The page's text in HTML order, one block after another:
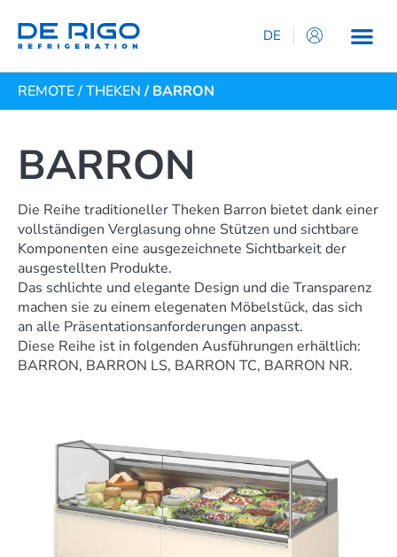
DE
IT
REMOTE/THEKEN / BARRON
BARRON
Die Reihe traditioneller Theken Barron bietet dank einer
vollständigen Verglasung ohne Stützen und sichtbare
Komponenten eine ausgezeichnete Sichtbarkeit der
ausgestellten Produkte.
Das schlichte und elegante Design und die Transparenz
machen sie zu einem elegenaten Möbelstück, das sich
an alle Präsentationsanforderungen anpasst.
Diese Reihe ist in folgenden Ausführungen erhältlich:
BARRON, BARRON LS, BARRON TC, BARRON NR.